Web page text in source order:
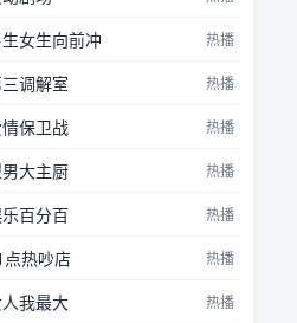
女生向前冲 热播
调解室 热播
保卫战 热播
大主厨 热播
百分百 热播
点热吵店 热播
我最大 热播